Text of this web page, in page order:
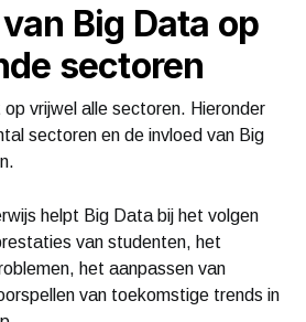
Big Data op
sectoren
vrijwel alle sectoren. Hieronder
sectoren en de invloed van Big
helpt Big Data bij het volgen
van studenten, het
het aanpassen van
van toekomstige trends in